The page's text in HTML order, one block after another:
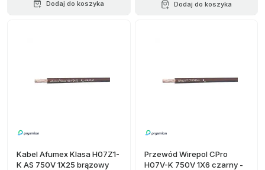
Dodaj do koszyka Dodaj do koszyka
Kabel Afumex Klasa H07Z1-
K AS 750V 1X25 brązowy
Przewód Wirepol CPro
H07V-K 750V 1X6 czarny -